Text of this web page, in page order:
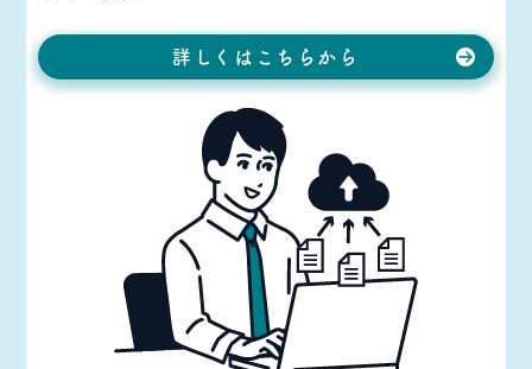
詳しくはこちらから